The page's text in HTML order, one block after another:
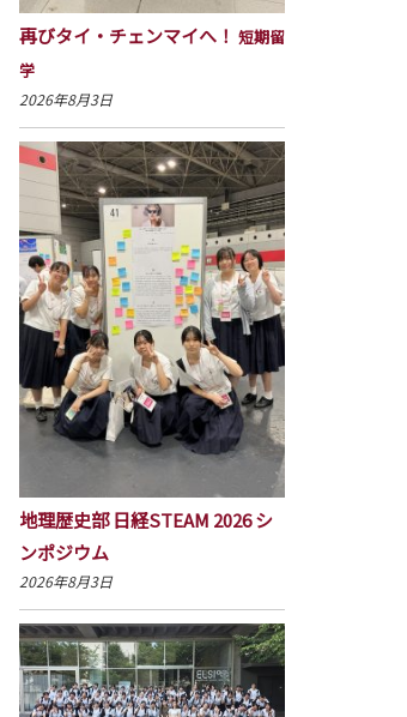
再びタイ・チェンマイへ！ 短期留
学
2026年8月3日
地理歴史部 日経STEAM 2026 シ
ンポジウム
2026年8月3日